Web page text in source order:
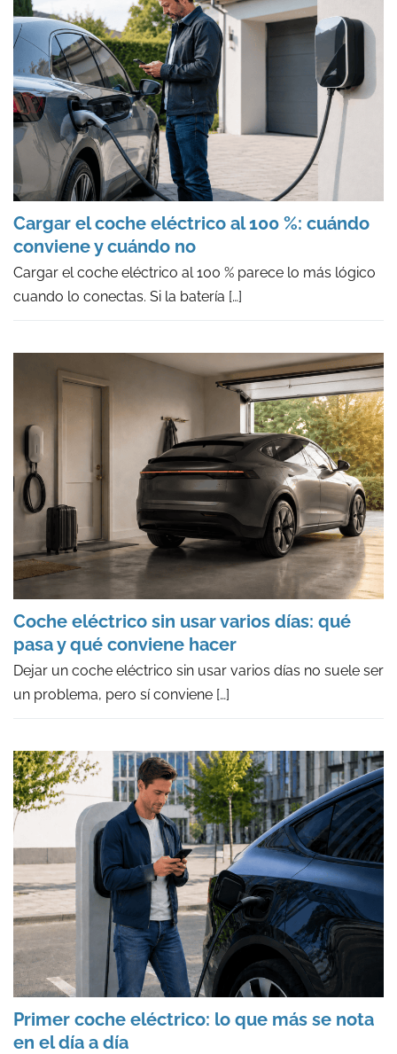
Cargar el coche eléctrico al 100 %: cuándo
conviene y cuándo no
Cargar el coche eléctrico al 100 % parece lo más lógico
cuando lo conectas. Si la batería […]
Coche eléctrico sin usar varios días: qué
pasa y qué conviene hacer
Dejar un coche eléctrico sin usar varios días no suele ser
un problema, pero sí conviene […]
Primer coche eléctrico: lo que más se nota
en el día a día